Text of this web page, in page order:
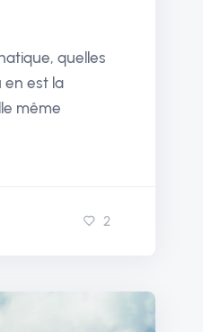
quelles
en est la
même
2